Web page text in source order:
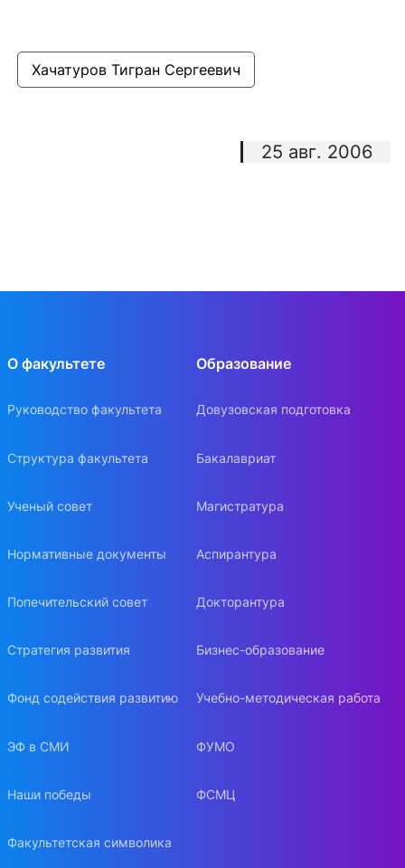
Хачатуров Тигран Сергеевич
25 авг. 2006
О факультете
Руководство факультета
Структура факультета
Ученый совет
Нормативные документы
Попечительский совет
Стратегия развития
Фонд содействия развитию
ЭФ в СМИ
Наши победы
Факультетская символика
Образование
Довузовская подготовка
Бакалавриат
Магистратура
Аспирантура
Докторантура
Бизнес-образование
Учебно-методическая работа
ФУМО
ФСМЦ